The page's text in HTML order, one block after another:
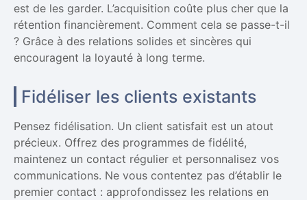
est de les garder. L’acquisition coûte plus cher que la
rétention financièrement. Comment cela se passe-t-il
? Grâce à des relations solides et sincères qui
encouragent la loyauté à long terme.
Fidéliser les clients existants
Pensez fidélisation. Un client satisfait est un atout
précieux. Offrez des programmes de fidélité,
maintenez un contact régulier et personnalisez vos
communications. Ne vous contentez pas d’établir le
premier contact : approfondissez les relations en